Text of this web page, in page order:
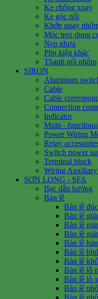
Ke chống xoay
Ke góc nổi
Khớp quay
Móc treo dụng
Nẹp nhựa
Phụ kiện khác
Thanh nối nhôm
SIRON
Aluminum
Cable
Cable
Connection
Indicator
Multi -
Power Wiring
Relay
Switch power
Terminal block
Wiring Auxiliary
SƠN LONG - SFA
Bạc dẫn hướng
Bản lề
Bản lề đúc
Bản lề
Bản lề
Bản lề
Bản lề
Bản lề
Bản lề
Bản lề lỗ
Bản lề lò
Bản lề
Bản lề